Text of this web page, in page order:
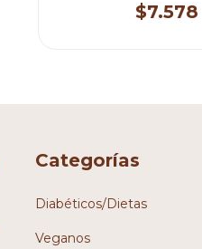
$7.578
Categorías
Diabéticos/Dietas
Veganos